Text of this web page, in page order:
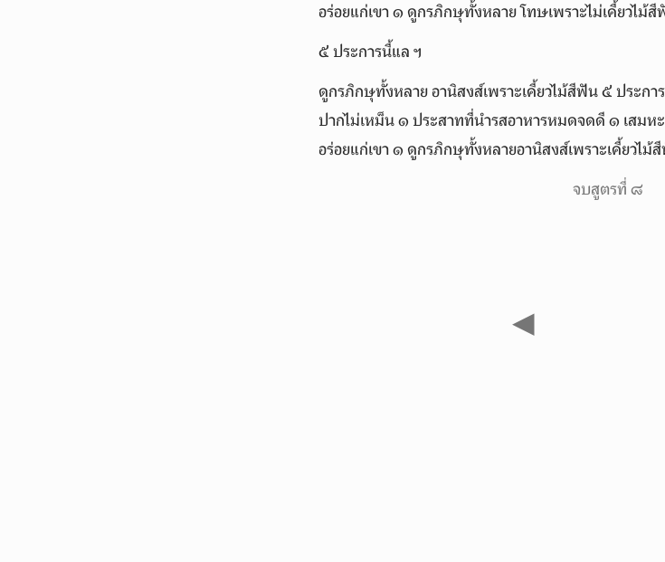
อร่อยแก่เขา ๑ ดูกรภิกษุทั้งหลาย โทษเพราะไม่เคี้ยวไม้สี
๕ ประการนี้แล ฯ
ดูกรภิกษุทั้งหลาย อานิสงส์เพราะเคี้ยวไม้สีฟัน ๕ ประกา
ปากไม่เหม็น ๑ ประสาทที่นำรสอาหารหมดจดดี ๑ เสมห
อร่อยแก่เขา ๑ ดูกรภิกษุทั้งหลายอานิสงส์เพราะเคี้ยวไม้
จบสูตรที่ ๘
◀